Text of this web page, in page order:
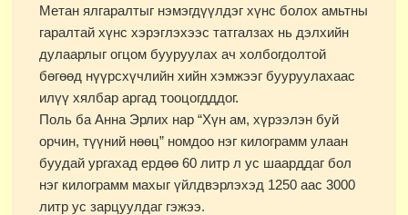
Метан ялгаралтыг нэмэгдүүлдэг хүнс болох амьтны
гаралтай хүнс хэрэглэхээс татгалзах нь дэлхийн
дулаарлыг огцом бууруулах ач холбогдолтой
бөгөөд нүүрсхүчлийн хийн хэмжээг бууруулахаас
илүү хялбар аргад тооцогдддог.
Поль ба Анна Эрлих нар “Хүн ам, хүрээлэн буй
орчин, түүний нөөц” номдоо нэг килограмм улаан
буудай ургахад ердөө 60 литр л ус шаарддаг бол
нэг килограмм махыг үйлдвэрлэхэд 1250 аас 3000
литр ус зарцуулдаг гэжээ.